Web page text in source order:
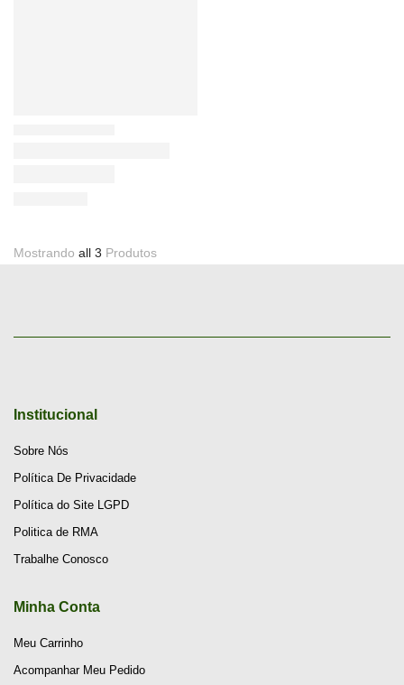
Mostrando all 3 Produtos
Institucional
Sobre Nós
Política De Privacidade
Política do Site LGPD
Politica de RMA
Trabalhe Conosco
Minha Conta
Meu Carrinho
Acompanhar Meu Pedido